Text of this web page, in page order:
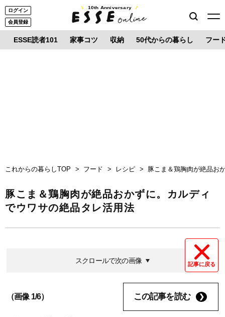
ログイン
会員登録
10th Anniversary
ESSE読者101 家事コツ 収納 50代からの暮らし フー
これからの暮らしTOP フード レシピ 豚こま＆鶏胸肉が絶品お
豚こま＆鶏胸肉が絶品おかずに。カルディ
でウワサの絶品タレ活用法
記事に戻る
スクロールで次の画像
（画像 1/6） この記事を読む